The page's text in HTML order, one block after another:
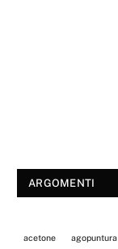
ARGOMENTI
acetone agopuntura